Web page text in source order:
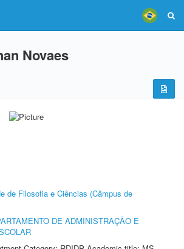
Novaes
de Filosofia e Ciências (Câmpus de
DE ADMINISTRAÇÃO E